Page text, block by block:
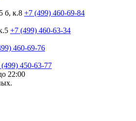
б, к.8 +7 (499) 460-69-84
+7 (499) 460-63-34
460-69-76
450-63-77
22:00